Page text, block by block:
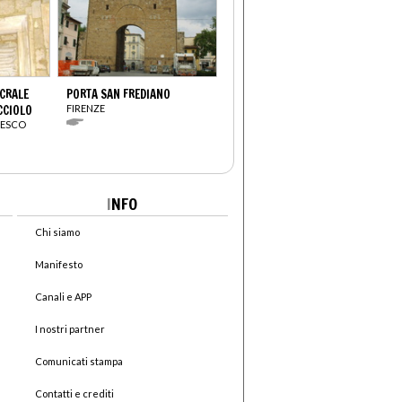
PORTA SAN FREDIANO
FIRENZE
INFO
Chi siamo
Manifesto
Canali e APP
I nostri partner
Comunicati stampa
Contatti e crediti